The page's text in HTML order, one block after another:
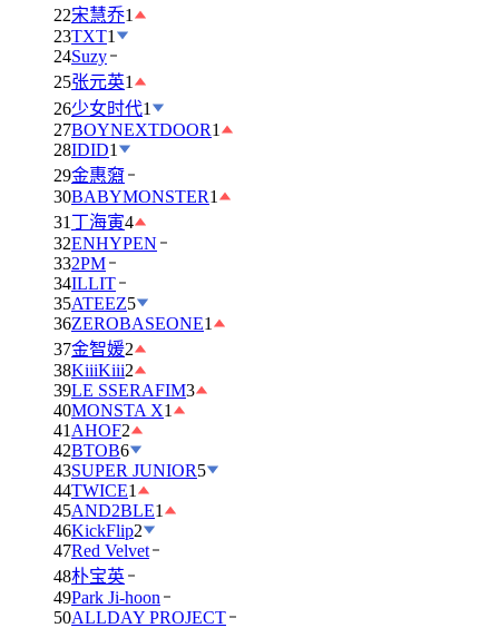
22宋慧乔1
23TXT1
24Suzy
25张元英1
26少女时代1
27BOYNEXTDOOR1
28IDID1
29金惠奫
30BABYMONSTER1
31 丁海寅4
32ENHYPEN
332PM
34ILLIT
35ATEEZ5
36ZEROBASEONE1
37金智媛2
38KiiiKiii2
39LE SSERAFIM3
40MONSTA X1
41 AHOF2
42BTOB6
43SUPER JUNIOR5
44TWICE1
45AND2BLE1
46KickFlip2
47Red Velvet
48朴宝英
49Park Ji-hoon
50ALLDAY PROJECT